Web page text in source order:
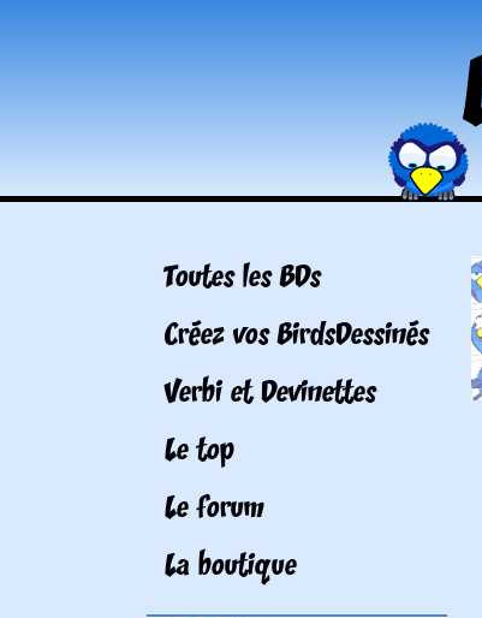
Toutes les BDs
Créez vos BirdsDessinés
Verbi et Devinettes
Le top
Le forum
La boutique